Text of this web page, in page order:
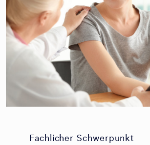
Fachlicher Schwerpunkt